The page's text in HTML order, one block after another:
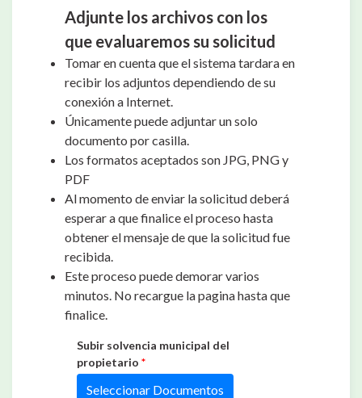
Adjunte los archivos con los
que evaluaremos su solicitud
Tomar en cuenta que el sistema tardara en
recibir los adjuntos dependiendo de su
conexión a Internet.
Únicamente puede adjuntar un solo
documento por casilla.
Los formatos aceptados son JPG, PNG y
PDF
Al momento de enviar la solicitud deberá
esperar a que finalice el proceso hasta
obtener el mensaje de que la solicitud fue
recibida.
Este proceso puede demorar varios
minutos. No recargue la pagina hasta que
finalice.
Subir solvencia municipal del
propietario *
Seleccionar Documentos